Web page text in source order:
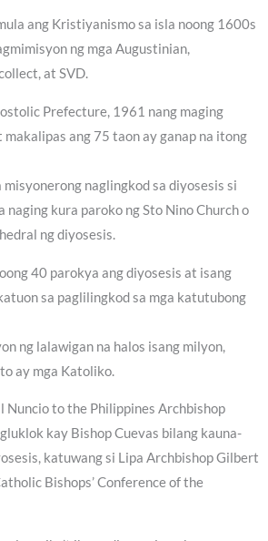
ang Kristiyanismo sa isla noong 1600s
ng mga Augustinian,
at SVD.
Prefecture, 1961 nang maging
ang 75 taon ay ganap na itong
misyonerong naglingkod sa diyosesis si
naging kura paroko ng Sto Nino Church o
ng diyosesis.
40 parokya ang diyosesis at isang
sa paglilingkod sa mga katutubong
ng lalawigan na halos isang milyon,
ay mga Katoliko.
Nuncio to the Philippines Archbishop
kay Bishop Cuevas bilang kauna-
katuwang si Lipa Archbishop Gilbert
Bishops’ Conference of the